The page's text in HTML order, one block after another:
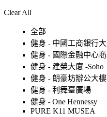
Clear All
全部
健身 - 中國工商銀行
健身 - 國際金融中心
健身 - 建榮大廈 -Soho
健身 - 朗豪坊辦公大樓
健身 - 利舞臺廣場
健身 - One Hennessy
PURE K11 MUSEA